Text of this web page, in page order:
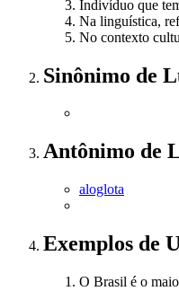
Indivíduo que
Na linguística,
No contexto
Sinônimo de
Antônimo de
aloglota
Exemplos de
O Brasil é o